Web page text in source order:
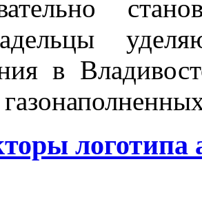
в
логотипа